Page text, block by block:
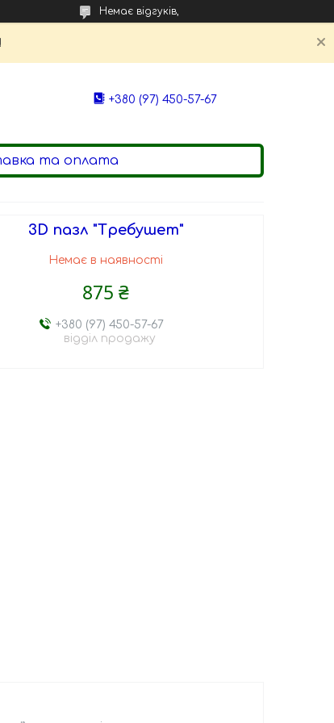
Немає відгуків,
+380 (97) 450-57-67
та оплата
3D пазл "Требушет"
Немає в наявності
875 ₴
+380 (97) 450-57-67
відділ продажу